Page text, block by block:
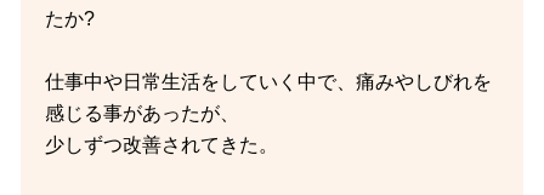
たか?
仕事中や日常生活をしていく中で、痛みやしびれを
感じる事があったが、
少しずつ改善されてきた。